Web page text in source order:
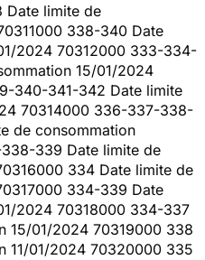
Date limite de
338-340 Date
2024 70312000 333-334-
15/01/2024
340-341-342 Date limite
70314000 336-337-338-
de consommation
339 Date limite de
334 Date limite de
334-339 Date
2024 70318000 334-337
15/01/2024 70319000 338
11/01/2024 70320000 335